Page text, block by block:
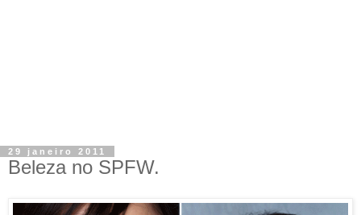
29 janeiro 2011
Beleza no SPFW.